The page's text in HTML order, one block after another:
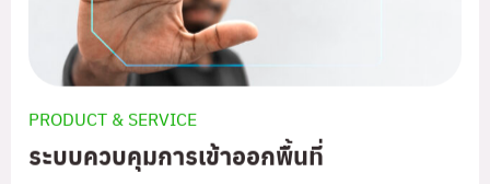
PRODUCT & SERVICE
ระบบควบคุมการเข้าออกพื้นที่